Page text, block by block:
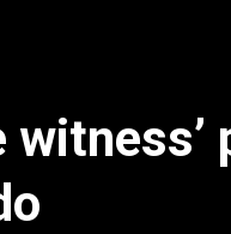
witness’